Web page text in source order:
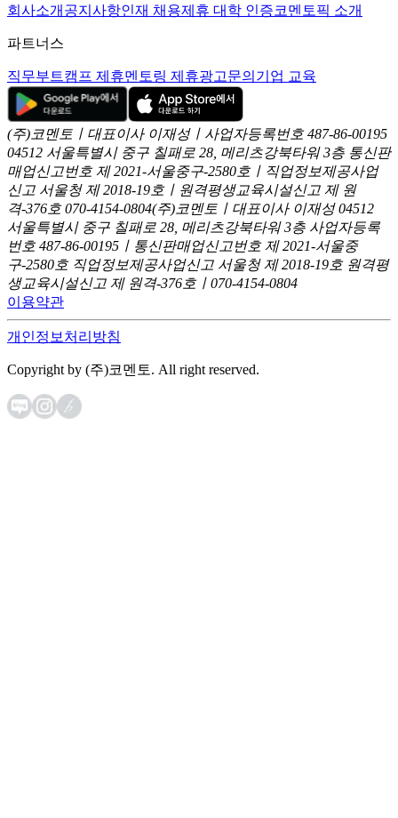
회사소개 공지사항인재 채용제휴 대학 인증코멘토픽 소개
파트너스
직무부트캠프 제휴멘토링 제휴광고문의 기업 교육
(주)코멘토ㅣ대표이사 이재성ㅣ사업자등록번호 487-86-00195
04512 서울특별시 중구 칠패로 28, 메리츠강북타워 3층 통신판
매업신고번호 제 2021-서울중구-2580호ㅣ직업정보제공사업
신고 서울청 제 2018-19호ㅣ원격평생교육시설신고 제 원
격-376호 070-4154-0804(주)코멘토ㅣ대표이사 이재성 04512
서울특별시 중구 칠패로 28, 메리츠강북타워 3층 사업자등록
번호 487-86-00195ㅣ통신판매업신고번호 제 2021-서울중
구-2580호 직업정보제공사업신고 서울청 제 2018-19호 원격평
생교육시설신고 제 원격-376호ㅣ070-4154-0804
이용약관
개인정보처리방침
Copyright by (주)코멘토. All right reserved.